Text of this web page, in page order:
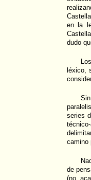
en la
dudo
léxico,
series
camino
de
(no